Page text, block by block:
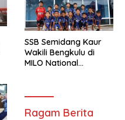
SSB Semidang Kaur
Wakili Bengkulu di
MILO National
Ragam Berita